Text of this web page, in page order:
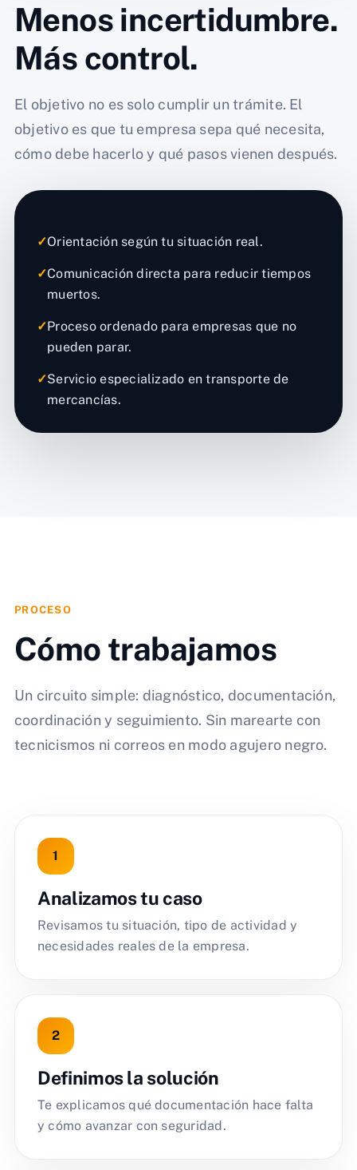
Menos incertidumbre.
Más control.
El objetivo no es solo cumplir un trámite. El
objetivo es que tu empresa sepa qué necesita,
cómo debe hacerlo y qué pasos vienen después.
✓Orientación según tu situación real.
✓Comunicación directa para reducir tiempos
muertos.
✓Proceso ordenado para empresas que no
pueden parar.
✓Servicio especializado en transporte de
mercancías.
PROCESO
Cómo trabajamos
Un circuito simple: diagnóstico, documentación,
coordinación y seguimiento. Sin marearte con
tecnicismos ni correos en modo agujero negro.
Analizamos tu caso
Revisamos tu situación, tipo de actividad y
necesidades reales de la empresa.
Definimos la solución
Te explicamos qué documentación hace falta
y cómo avanzar con seguridad.